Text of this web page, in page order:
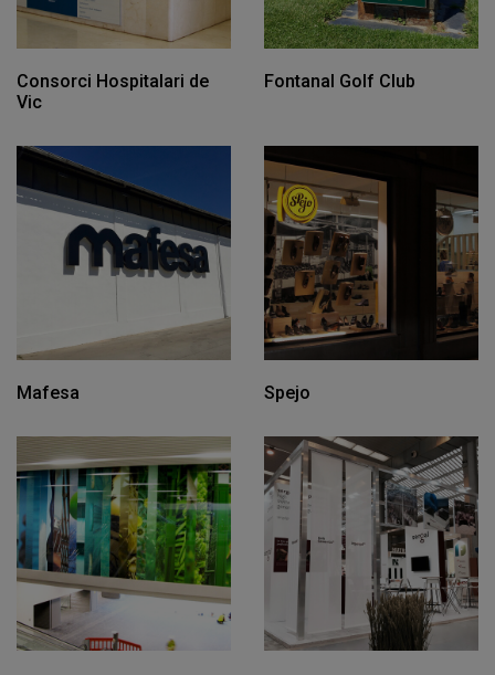
Consorci Hospitalari de
Vic
Fontanal Golf Club
Mafesa Spejo